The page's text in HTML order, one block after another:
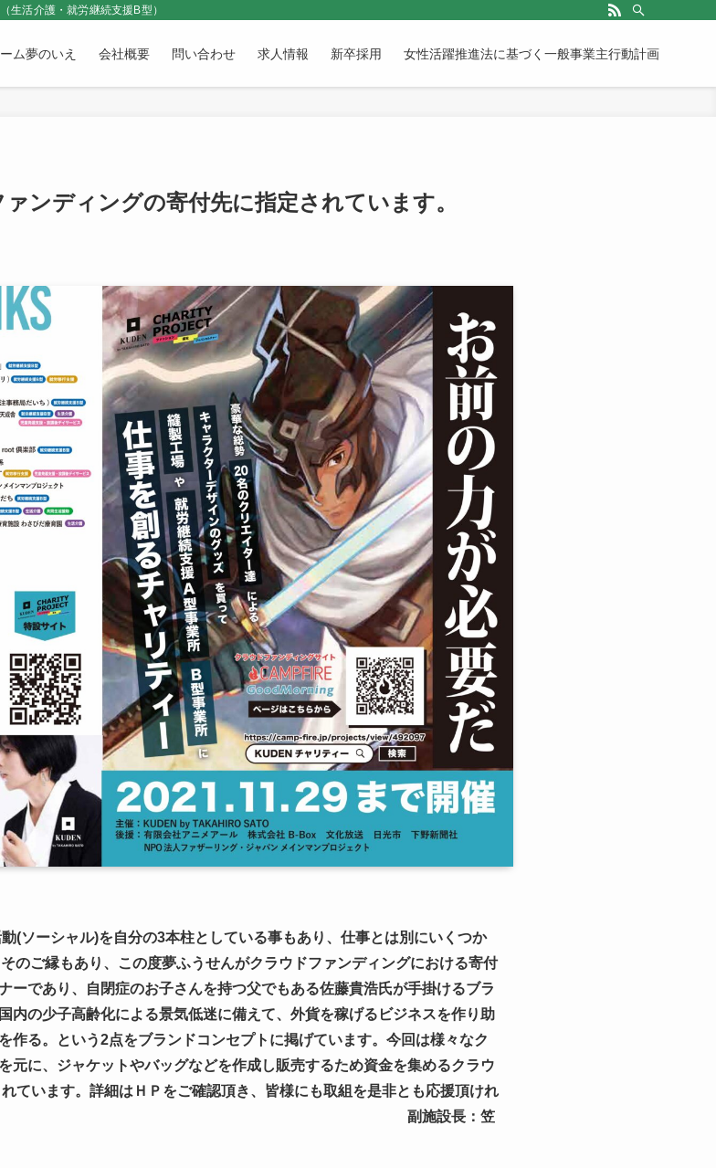
生活介護・就労継続支援B型）
ム夢のいえ 会社概要 問い合わせ 求人情報 新卒採用 女性活躍推進法に基づく一般事業主行動計画
ンディングの寄付先に指定されています。
動(ソーシャル)を自分の3本柱としている事もあり、仕事とは別 にいくつか
のご縁もあり、この度夢ふうせんがクラウドファンディングにおける寄付
ーであり、自閉症のお子さんを持つ父でもある佐藤貴浩氏が手掛けるブラ
の少子高齢化による景気低迷に備えて、外貨を稼げるビジネスを作り助
作る。という2点をブランドコンセプトに掲げています。今回は様々なク
元に、ジャケットやバッグなどを作成し販売するため資金を集めるクラウ
ています。詳細はＨＰをご確認頂き、皆様にも取組を是非とも応援頂けれ
お願い致します。 副施設長：笠